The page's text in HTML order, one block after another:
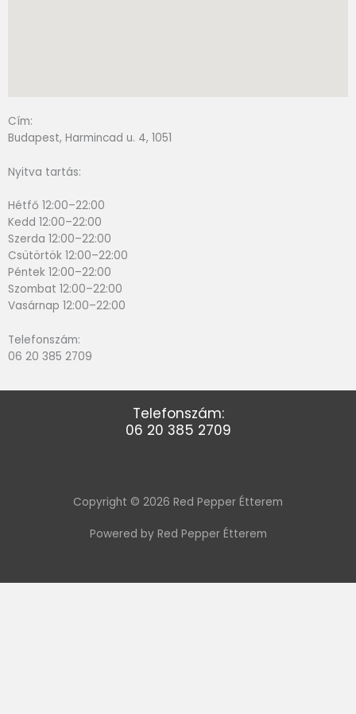
Cím:
Budapest, Harmincad u. 4, 1051
Nyitva tartás:
Hétfő 12:00–22:00
Kedd 12:00–22:00
Szerda 12:00–22:00
Csütörtök 12:00–22:00
Péntek 12:00–22:00
Szombat 12:00–22:00
Vasárnap 12:00–22:00
Telefonszám:
06 20 385 2709
Telefonszám:
06 20 385 2709
Copyright © 2026 Red Pepper Étterem
Powered by Red Pepper Étterem